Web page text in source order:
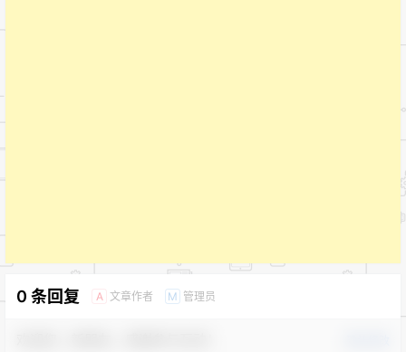
0 条回复 A 文章作者 M 管理员